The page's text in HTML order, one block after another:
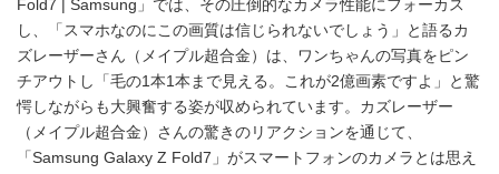
Fold7 | Samsung」では、その圧倒的なカメラ性能にフォーカス
し、「スマホなのにこの画質は信じられないでしょう」と語るカ
ズレーザーさん（メイプル超合金）は、ワンちゃんの写真をピン
チアウトし「毛の1本1本まで見える。これが2億画素ですよ」と驚
愕しながらも大興奮する姿が収められています。カズレーザー
（メイプル超合金）さんの驚きのリアクションを通じて、
「Samsung Galaxy Z Fold7」がスマートフォンのカメラとは思え